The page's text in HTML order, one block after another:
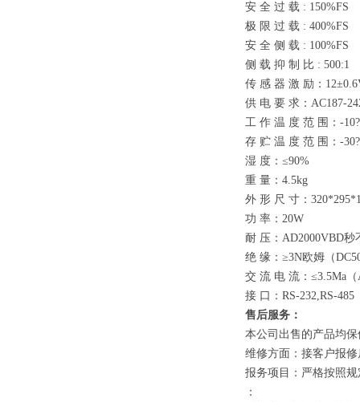
安 全 过 载 : 150%FS
极 限 过 载 : 400%FS
安 全 侧 载 : 100%FS
侧 载 抑 制 比 : 500:1
传 感 器 激 励：
供 电 要 求： AC187-
工 作 温 度 范 围： -
存 贮 温 度 范 围： -
湿 度： ≤90%
重 量： 4.5kg
外 形 尺 寸：
功 率： 20W
耐 压： AD2000VBD秒
绝 缘： ≥3N欧姆 （
交 流 电 流： ≤3.5Ma
接 口： RS-232,RS-485
售后服务：
本公司出售的产品均
维修方面：接客户报
报务项目：严格按照
：